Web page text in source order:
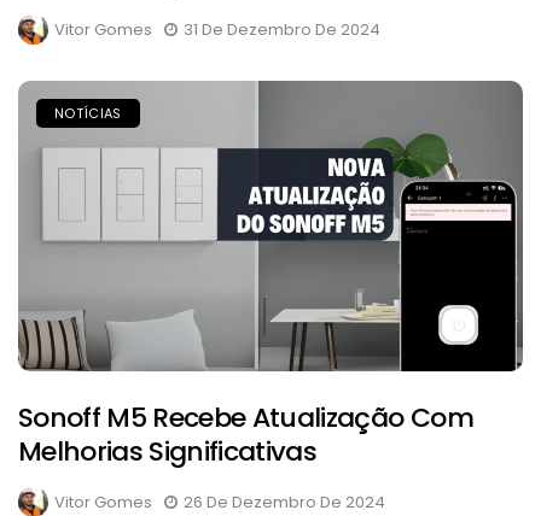
Vitor Gomes 31 De Dezembro De 2024
NOTÍCIAS
Sonoff M5 Recebe Atualização Com
Melhorias Significativas
Vitor Gomes 26 De Dezembro De 2024